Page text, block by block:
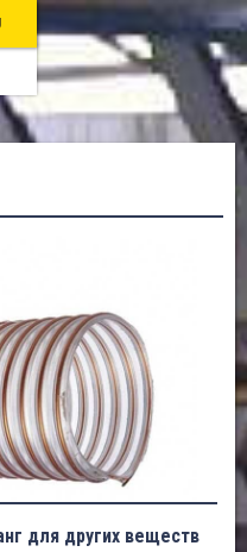
для других веществ